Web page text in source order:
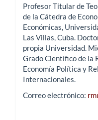
Profesor Titular de
de la Cátedra de
Económicas,
Las Villas, Cuba.
propia Universidad.
Grado Científico de la
Economía Política y
Internacionales.
Correo electrónico: